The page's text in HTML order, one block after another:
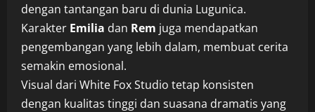
dengan tantangan baru di dunia Lugunica.
Karakter Emilia dan Rem juga mendapatkan
pengembangan yang lebih dalam, membuat cerita
semakin emosional.
Visual dari White Fox Studio tetap konsisten
dengan kualitas tinggi dan suasana dramatis yang